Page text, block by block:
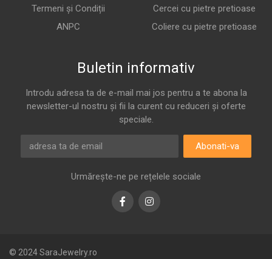
Termeni și Condiții
ANPC
Cercei cu pietre pretioase
Coliere cu pietre pretioase
Buletin informativ
Introdu adresa ta de e-mail mai jos pentru a te abona la
newsletter-ul nostru și fii la curent cu reduceri și oferte
speciale.
Abonati-va
Urmărește-ne pe rețelele sociale
FacebookInstagram
© 2024 SaraJewelry.ro